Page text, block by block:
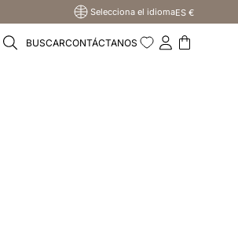
Selecciona el idiomaES €
BUSCARCONTÁCTANOS